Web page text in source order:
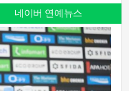
네이버 연예뉴스